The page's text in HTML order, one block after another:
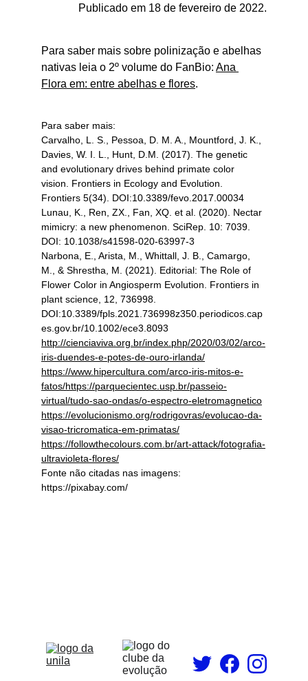
Para saber mais sobre polinização e abelhas
nativas leia o 2º volume do FanBio: Ana
Flora em: entre abelhas e flores.
Publicado em 18 de fevereiro de 2022.
Para saber mais:
Carvalho, L. S., Pessoa, D. M. A., Mountford, J. K.,
Davies, W. I. L., Hunt, D.M. (2017). The genetic
and evolutionary drives behind primate color
vision. Frontiers in Ecology and Evolution.
Frontiers 5(34). DOI:10.3389/fevo.2017.00034
Lunau, K., Ren, ZX., Fan, XQ. et al. (2020). Nectar
mimicry: a new phenomenon. SciRep. 10: 7039.
DOI: 10.1038/s41598-020-63997-3
Narbona, E., Arista, M., Whittall, J. B., Camargo,
M., & Shrestha, M. (2021). Editorial: The Role of
Flower Color in Angiosperm Evolution. Frontiers in
plant science, 12, 736998.
DOI:10.3389/fpls.2021.736998z350.periodicos.cap
es.gov.br/10.1002/ece3.8093
http://cienciaviva.org.br/index.php/2020/03/02/arco-
iris-duendes-e-potes-de-ouro-irlanda/
https://www.hipercultura.com/arco-iris-mitos-e-
fatos/https://parquecientec.usp.br/passeio-
virtual/tudo-sao-ondas/o-espectro-eletromagnetico
https://evolucionismo.org/rodrigovras/evolucao-da-
visao-tricromatica-em-primatas/
https://followthecolours.com.br/art-attack/fotografia-
ultravioleta-flores/
Fonte não citadas nas imagens:
https://pixabay.com/